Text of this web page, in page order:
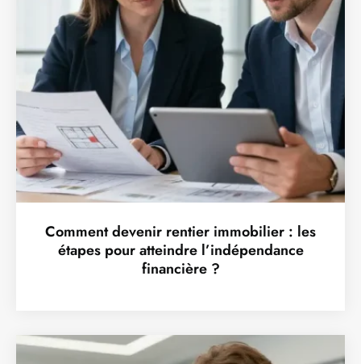
Comment devenir rentier immobilier : les
étapes pour atteindre l’indépendance
financière ?